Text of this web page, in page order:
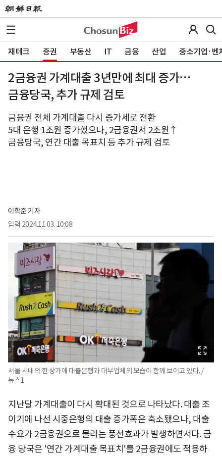
재테크 증권 부동산 IT 금융 산업 중소기업·벤
2금융권 가계대출 3년만에 최대 증가…
금융당국, 추가 규제 검토
금융권 전체 가계대출 다시 증가세로 전환
5대 은행 1조원 증가했으나, 2금융권서 2조원↑
금융당국, 연간 대출 목표치 등 추가 규제 검토
이학준 기자
입력 2024.11.03. 10:08
서울 시내의 한 상가에 대출은행과 대부업체의 모습이 함께 보이고 있다. /
뉴스1
지난달 가계대출이 다시 확대된 것으로 나타났다. 대출 조
이기에 나선 시중은행의 대출 증가폭은 축소됐으나, 대출
수요가 2금융권으로 몰리는 풍선효과가 발생하면서다. 금
융 당국은 '연간 가계대출 목표치'를 2금융권에도 적용하